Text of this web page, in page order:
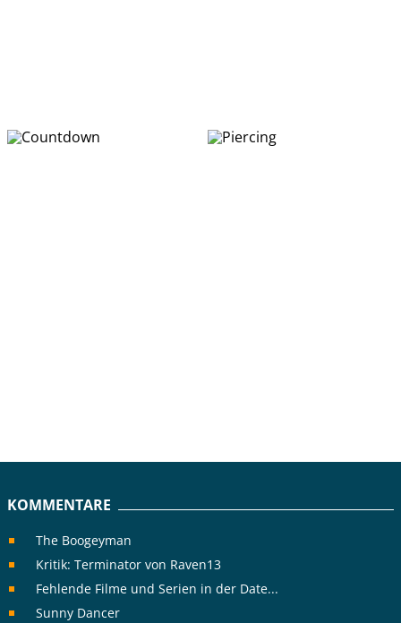
KOMMENTARE
The Boogeyman
Kritik: Terminator von Raven13
Fehlende Filme und Serien in der Date...
Sunny Dancer